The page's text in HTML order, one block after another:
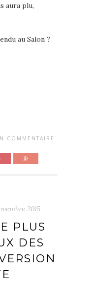
aura plu,
au Salon ?
COMMENTAIRE
2015
PLUS
DES